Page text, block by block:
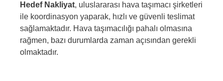
Hedef Nakliyat, uluslararası hava taşımacı şirketleri
ile koordinasyon yaparak, hızlı ve güvenli teslimat
sağlamaktadır. Hava taşımacılığı pahalı olmasına
rağmen, bazı durumlarda zaman açısından gerekli
olmaktadır.